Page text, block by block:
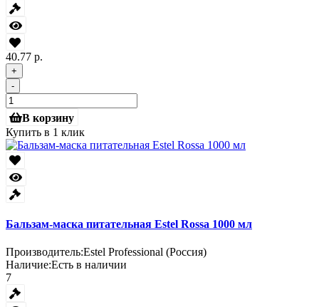
40.77 р.
+
-
В корзину
Купить в 1 клик
Бальзам-маска питательная Estel Rossa 1000 мл
Производитель:Estel Professional (Россия)
Наличие:Есть в наличии
7